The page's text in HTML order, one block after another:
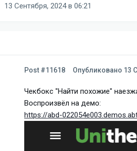
13 Сентября, 2024 в 06:21
Post #11618 Опубликовано 13
Чекбокс "Найти похожие"
Воспроизвёл на демо:
https://abd-